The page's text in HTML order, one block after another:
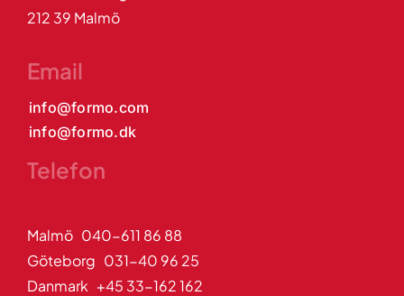
212 39 Malmö
Email
info@formo.com
info@formo.dk
Telefon
Malmö 040-611 86 88
Göteborg 031-40 96 25
Danmark +45 33-162 162